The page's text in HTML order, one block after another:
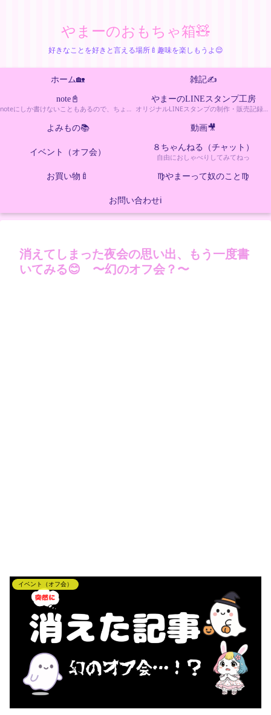
やまーのおもちゃ箱🧸
好きなことを好きと言える場所🍼趣味を楽しもうよ😌
ホーム🏡 雑記✍️
note📓
noteにしか書けないこともあるので、ちょっとエッチなカテゴリー
やまーのLINEスタンプ工房
オリジナルLINEスタンプの制作・販売記録をまとめたカテゴリーです。新作情報や制作の裏話も更新しています。
よみもの📚 動画🎥
イベント（オフ会）
８ちゃんねる（チャット）
自由におしゃべりしてみてねっ
お買い物🍼 ♍️やまーって奴のこと♍️
お問い合わせℹ️
消えてしまった夜会の思い出、もう一度書
いてみる😊 〜幻のオフ会？〜
イベント（オフ会）